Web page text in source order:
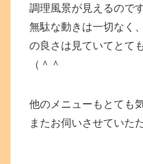
調理風景が見えるので
無駄な動きは一切なく
の良さは見ていてとて
（＾＾
他のメニューもとても
またお伺いさせていた